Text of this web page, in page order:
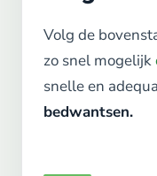
Volg de
zo snel mogelijk
snelle en
bedwantsen.